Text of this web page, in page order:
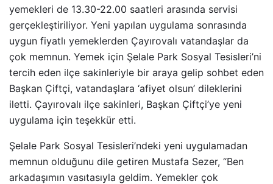
yemekleri de 13.30-22.00 saatleri arasında servisi
gerçekleştiriliyor. Yeni yapılan uygulama sonrasında
uygun fiyatlı yemeklerden Çayırovalı vatandaşlar da
çok memnun. Yemek için Şelale Park Sosyal Tesisleri’ni
tercih eden ilçe sakinleriyle bir araya gelip sohbet eden
Başkan Çiftçi, vatandaşlara ‘afiyet olsun’ dileklerini
iletti. Çayırovalı ilçe sakinleri, Başkan Çiftçi’ye yeni
uygulama için teşekkür etti.
Şelale Park Sosyal Tesisleri’ndeki yeni uygulamadan
memnun olduğunu dile getiren Mustafa Sezer, “Ben
arkadaşımın vasıtasıyla geldim. Yemekler çok